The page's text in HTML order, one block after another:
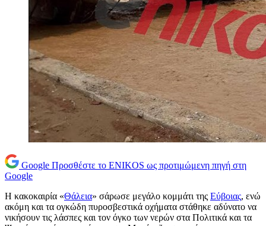
Google Προσθέστε το ENIKOS ως προτιμώμενη πηγή στη
Google
Η κακοκαιρία «Θάλεια» σάρωσε μεγάλο κομμάτι της Εύβοιας, ενώ
ακόμη και τα ογκώδη πυροσβεστικά οχήματα στάθηκε αδύνατο να
νικήσουν τις λάσπες και τον όγκο των νερών στα Πολιτικά και τα